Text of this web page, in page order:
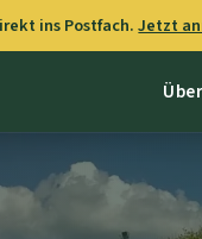
ins Postfach.Jetzt